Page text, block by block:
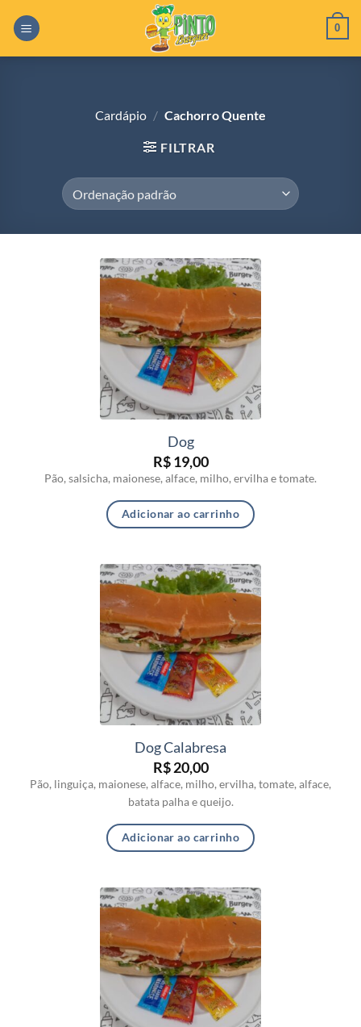
0
Cardápio / Cachorro Quente
FILTRAR
Dog
R$19,00
Pão, salsicha, maionese, alface, milho, ervilha e tomate.
Adicionar ao carrinho
Dog Calabresa
R$20,00
Pão, linguiça, maionese, alface, milho, ervilha, tomate, alface,
batata palha e queijo.
Adicionar ao carrinho